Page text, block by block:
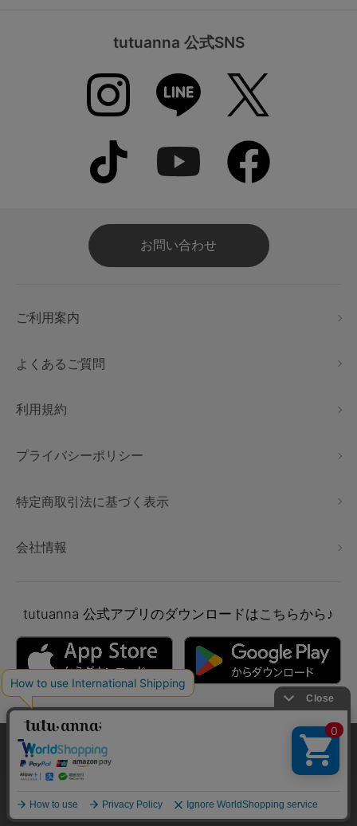
tutuanna 公式SNS
お問い合わせ
ご利用案内
よくあるご質問
利用規約
プライバシーポリシー
特定商取引法に基づく表示
会社情報
tutuanna 公式アプリのダウンロードはこちらから♪
本サイトでは、より快適にご利用いただけるようCookieを利用し
ています。詳細については
をご確認くださ
い。
承諾する